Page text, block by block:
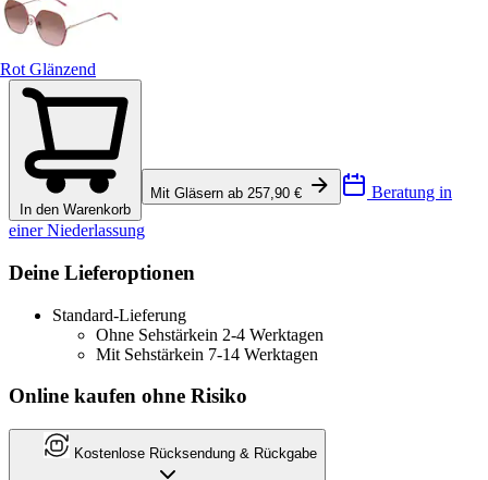
Rot Glänzend
In den Warenkorb
Mit Gläsern ab 257,90 € Beratung in
einer Niederlassung
Deine Lieferoptionen
Standard-Lieferung
Ohne Sehstärkein 2-4 Werktagen
Mit Sehstärkein 7-14 Werktagen
Online kaufen ohne Risiko
Kostenlose Rücksendung & Rückgabe